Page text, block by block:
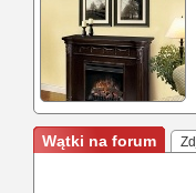
Wątki na forum